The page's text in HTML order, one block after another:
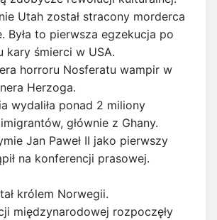
Utah został stracony morderca
Była to pierwsza egzekucja po
kary śmierci w USA.
horroru Nosferatu wampir w
Herzoga.
wydaliła ponad 2 miliony
głównie z Ghany.
Jan Paweł II jako pierwszy
na konferencji prasowej.
królem Norwegii.
międzynarodowej rozpoczęły